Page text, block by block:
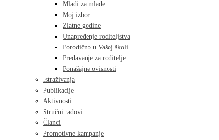
Mladi za mlade
Moj izbor
Zlatne godine
Unapređenje roditeljstva
Porodično u Vašoj školi
Predavanje za roditelje
Ponašajne ovisnosti
Istraživanja
Publikacije
Aktivnosti
Stručni radovi
Članci
Promotivne kampanje